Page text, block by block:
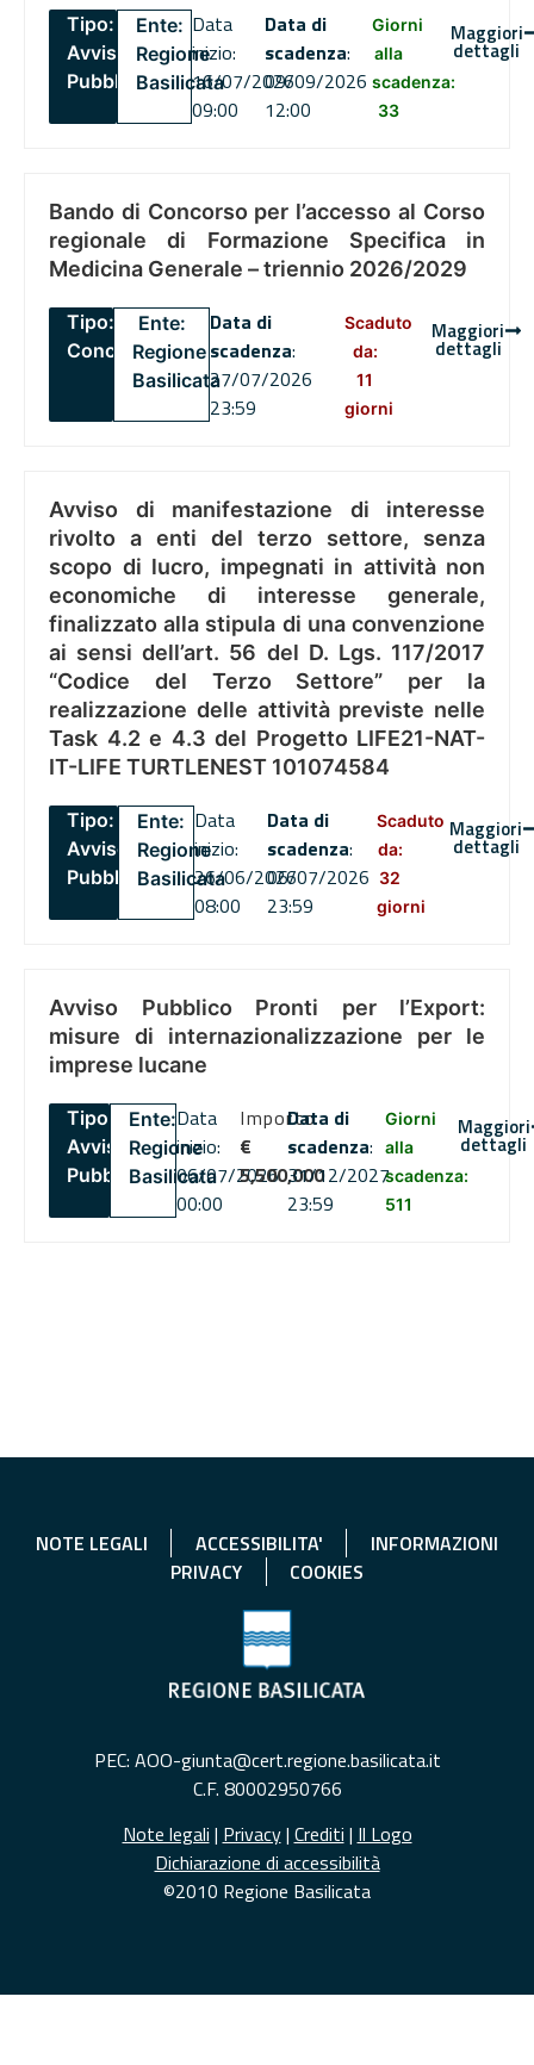
Tipo:
Avviso
Pubblico
Ente:
Regione
Basilicata
Data
inizio:
16/07/2026
09:00
Data di
scadenza:
09/09/2026
12:00
Giorni
alla
scadenza:
33
Maggiori
dettagli
Bando di Concorso per l’accesso al Corso
regionale di Formazione Specifica in
Medicina Generale – triennio 2026/2029
Tipo:
Concorsi
Ente:
Regione
Basilicata
Data di
scadenza:
27/07/2026
23:59
Scaduto
da:
11
giorni
Maggiori
dettagli
Avviso di manifestazione di interesse
rivolto a enti del terzo settore, senza
scopo di lucro, impegnati in attività non
economiche di interesse generale,
finalizzato alla stipula di una convenzione
ai sensi dell’art. 56 del D. Lgs. 117/2017
“Codice del Terzo Settore” per la
realizzazione delle attività previste nelle
Task 4.2 e 4.3 del Progetto LIFE21-NAT-
IT-LIFE TURTLENEST 101074584
Tipo:
Avviso
Pubblico
Ente:
Regione
Basilicata
Data
inizio:
26/06/2026
08:00
Data di
scadenza:
06/07/2026
23:59
Scaduto
da:
32
giorni
Maggiori
dettagli
Avviso Pubblico Pronti per l’Export:
misure di internazionalizzazione per le
imprese lucane
Tipo:
Avviso
Pubblico
Ente:
Regione
Basilicata
Data
inizio:
06/07/2026
00:00
Importo
€
5,500,000
Data di
scadenza:
31/12/2027
23:59
Giorni
alla
scadenza:
511
Maggiori
dettagli
NOTE LEGALI ACCESSIBILITA'
INFORMAZIONI
PRIVACY
COOKIES
PEC: AOO-giunta@cert.regione.basilicata.it
C.F. 80002950766
Note legali | Privacy| Crediti | Il Logo
Dichiarazione di accessibilità
©2010 Regione Basilicata